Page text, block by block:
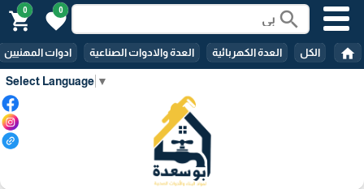
Select Language ▼
search
0
favorite
0
shopping_cart
home الكل العدة الكهربائية العدة والادوات الصناعية ادوات المهنيين